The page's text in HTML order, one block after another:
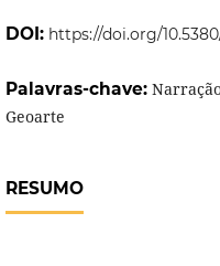
DOI: https://doi.org/
Palavras-chave:
Geoarte
RESUMO